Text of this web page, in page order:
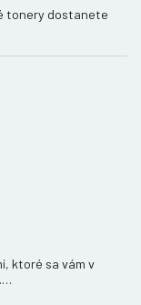
tonery dostanete
ktoré sa vám v